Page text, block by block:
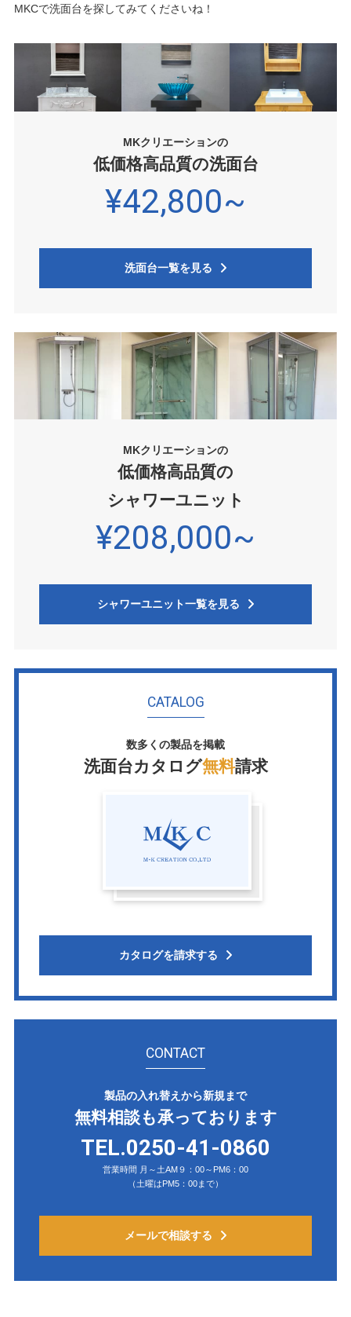
MKCで洗面台を探してみてくださいね！
MKクリエーションの
低価格高品質の洗面台
¥42,800~
洗面台一覧を見る
MKクリエーションの
低価格高品質の
シャワーユニット
¥208,000~
シャワーユニット一覧を見る
CATALOG
数多くの製品を掲載
洗面台カタログ無料請求
カタログを請求する
CONTACT
製品の入れ替えから新規まで
無料相談も承っております
TEL.0250-41-0860
営業時間 月～土AM９：00～PM6：00
（土曜はPM5：00まで）
メールで相談する